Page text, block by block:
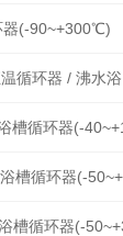
器(-90~+300℃)
循环器 / 沸水浴
槽循环器(-
槽循环器(-
槽循环器(-